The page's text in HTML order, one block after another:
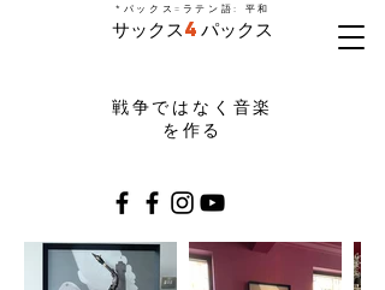
サックス4パックス
*パックス= ラテン語: 平和
戦争ではなく音楽
を作る